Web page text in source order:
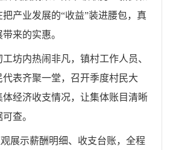
产业发展的“收益”装进腰包，真
来的实惠。
坊内热闹非凡，镇村工作人员、
表齐聚一堂，召开季度村民大
经济收支情况，让集体账目清晰
查。
展示薪酬明细、收支台账，全程